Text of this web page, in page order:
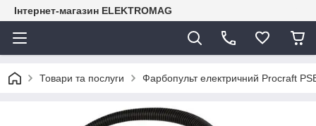
Інтернет-магазин ELEKTROMAG
Товари та послуги Фарбопульт електричний Procraft